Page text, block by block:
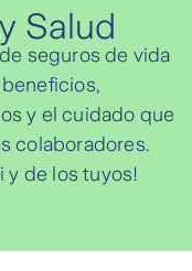
Salud
seguros de vida
y el cuidado que
colaboradores.
y de los tuyos!